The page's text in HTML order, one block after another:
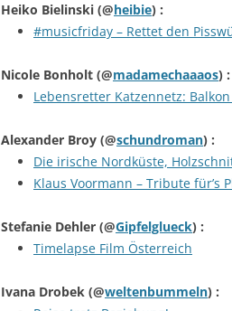
Heiko Bielinski (@heibie) :
#musicfriday – Rettet den
Nicole Bonholt (@madamechaaaos) :
Lebensretter Katzennetz:
Alexander Broy (@schundroman) :
Die irische Nordküste,
Klaus Voormann – Tribute für’s
Stefanie Dehler (@Gipfelglueck) :
Timelapse Film Österreich
Ivana Drobek (@weltenbummeln) :